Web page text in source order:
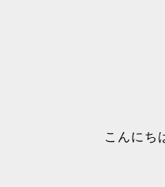
こんにち